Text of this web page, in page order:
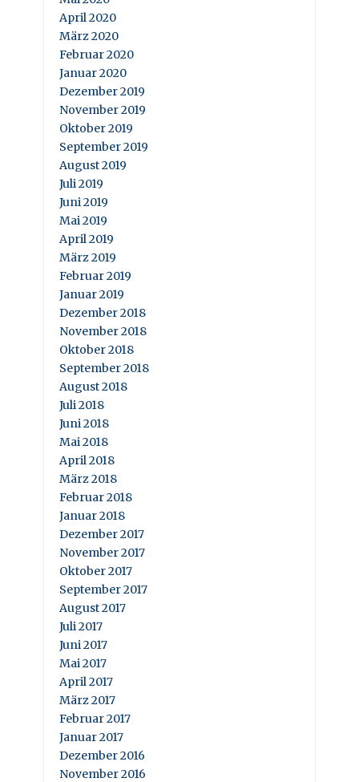
April 2020
März 2020
Februar 2020
Januar 2020
Dezember 2019
November 2019
Oktober 2019
September 2019
August 2019
Juli 2019
Juni 2019
Mai 2019
April 2019
März 2019
Februar 2019
Januar 2019
Dezember 2018
November 2018
Oktober 2018
September 2018
August 2018
Juli 2018
Juni 2018
Mai 2018
April 2018
März 2018
Februar 2018
Januar 2018
Dezember 2017
November 2017
Oktober 2017
September 2017
August 2017
Juli 2017
Juni 2017
Mai 2017
April 2017
März 2017
Februar 2017
Januar 2017
Dezember 2016
November 2016